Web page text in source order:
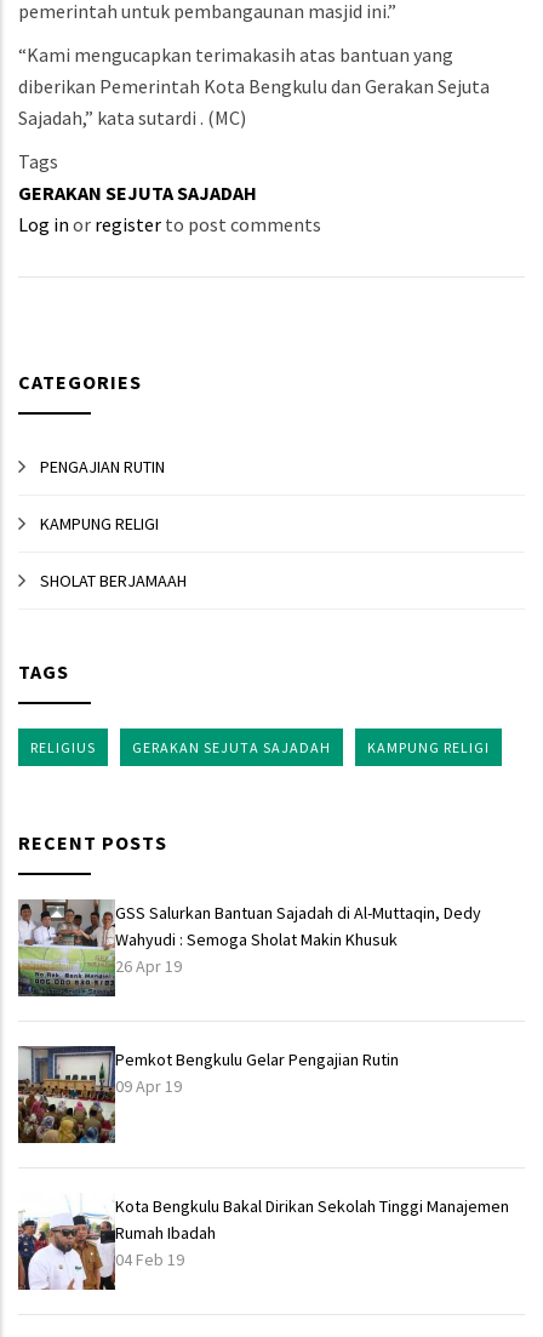
pemerintah untuk pembangaunan masjid ini.”
“Kami mengucapkan terimakasih atas bantuan yang
diberikan Pemerintah Kota Bengkulu dan Gerakan Sejuta
Sajadah,” kata sutardi . (MC)
Tags
GERAKAN SEJUTA SAJADAH
Log in or register to post comments
CATEGORIES
PENGAJIAN RUTIN
KAMPUNG RELIGI
SHOLAT BERJAMAAH
TAGS
RELIGIUS GERAKAN SEJUTA SAJADAH KAMPUNG RELIGI
RECENT POSTS
GSS Salurkan Bantuan Sajadah di Al-Muttaqin, Dedy
Wahyudi : Semoga Sholat Makin Khusuk
26 Apr 19
Pemkot Bengkulu Gelar Pengajian Rutin
09 Apr 19
Kota Bengkulu Bakal Dirikan Sekolah Tinggi Manajemen
Rumah Ibadah
04 Feb 19